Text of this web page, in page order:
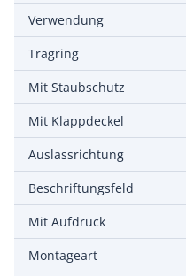
Verwendung
Tragring
Mit Staubschutz
Mit Klappdeckel
Auslassrichtung
Beschriftungsfeld
Mit Aufdruck
Montageart